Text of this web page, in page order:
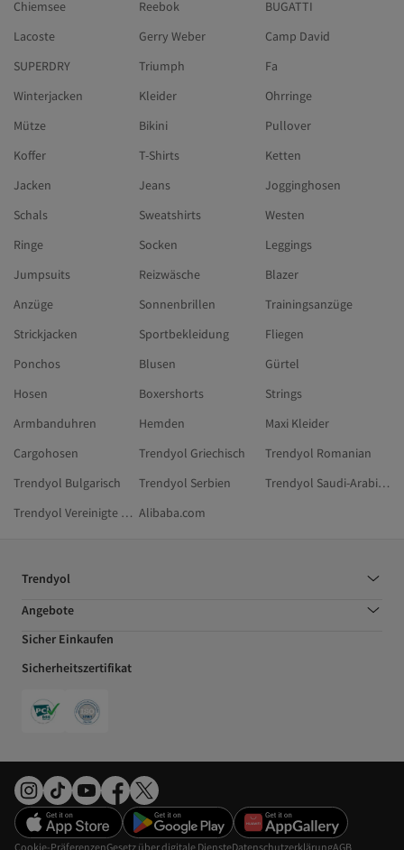
Chiemsee
Reebok
BUGATTI
Lacoste
Gerry Weber
Camp David
SUPERDRY
Triumph
Fa
Winterjacken
Kleider
Ohrringe
Mütze
Bikini
Pullover
Koffer
T-Shirts
Ketten
Jacken
Jeans
Jogginghosen
Schals
Sweatshirts
Westen
Ringe
Socken
Leggings
Jumpsuits
Reizwäsche
Blazer
Anzüge
Sonnenbrillen
Trainingsanzüge
Strickjacken
Sportbekleidung
Fliegen
Ponchos
Blusen
Gürtel
Hosen
Boxershorts
Strings
Armbanduhren
Hemden
Maxi Kleider
Cargohosen
Trendyol Griechisch
Trendyol Romanian
Trendyol Bulgarisch
Trendyol Serbien
Trendyol Saudi-Arabien
Trendyol Vereinigte Arabische Emirate Alibaba.com
Trendyol
Angebote
Sicher Einkaufen
Sicherheitszertifikat
Cookie-PräferenzenGesetz über digitale DiensteDatenschutzerklärungAGB